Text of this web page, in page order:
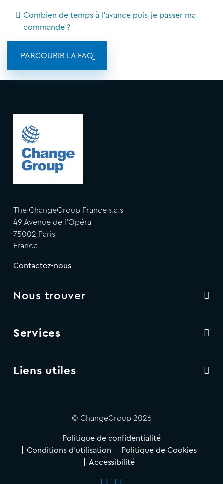
Combien de temps à l'avance puis-je passer ma
commande ?
PARCOURIR LA FAQ
The ChangeGroup France s.a.s
49 Avenue de l'Opéra
75002 Paris
France
Contactez-nous
Nous trouver
Services
Liens utiles
© ChangeGroup 2026
Politique de confidentialité
Conditions d'utilisation
Politique de Cookies
Accessibilité